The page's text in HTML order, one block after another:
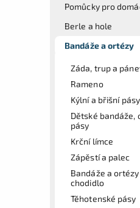
Pomůcky pro
Berle a hole
Bandáže a ortézy
Záda, trup a
Rameno
Kýlní a břišní pásy
Dětské bandáže,
pásy
Krční límce
Zápěstí a palec
Bandáže a
chodidlo
Těhotenské pásy